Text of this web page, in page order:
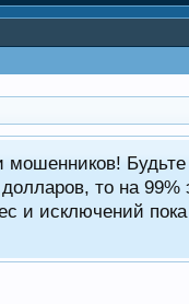
мошенников!
то на
и исключений